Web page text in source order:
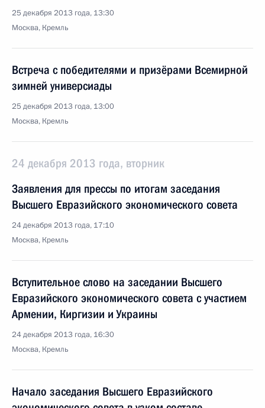
25 декабря 2013 года, 13:30
Москва, Кремль
Встреча с победителями и призёрами Всемирной
зимней универсиады
25 декабря 2013 года, 13:00
Москва, Кремль
24 декабря 2013 года, вторник
Заявления для прессы по итогам заседания
Высшего Евразийского экономического совета
24 декабря 2013 года, 17:10
Москва, Кремль
Вступительное слово на заседании Высшего
Евразийского экономического совета с участием
Армении, Киргизии и Украины
24 декабря 2013 года, 16:30
Москва, Кремль
Начало заседания Высшего Евразийского